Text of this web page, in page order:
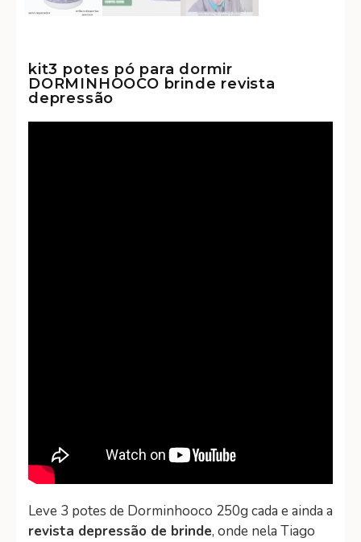
kit3 potes pó para dormir
DORMINHOOCO brinde revista
depressão
Leve 3 potes de Dorminhooco 250g cada e ainda a
revista depressão de brinde, onde nela Tiago